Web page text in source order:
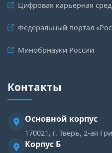
Цифровая карьерная
Федеральный портал
Минобрнауки России
Контакты
Основной корпус
170021, г. Тверь, 2-ая
Корпус Б